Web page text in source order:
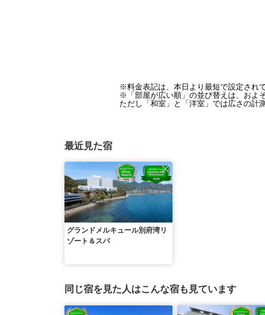
※料金表記は、本日より最短で設定され
※「部屋が広い順」の並び替えは、およ
ただし「和室」と「洋室」では広さの計
最近見た宿
グランドメルキュール別府湾リ
ゾート＆スパ
同じ宿を見た人はこんな宿も見ています